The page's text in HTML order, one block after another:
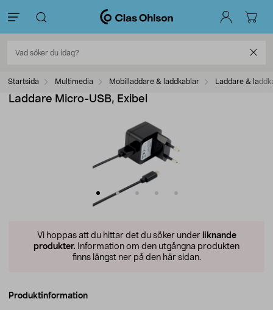
Startsida Multimedia Mobilladdare & laddkablar Laddare &
Laddare Micro-USB, Exibel
Vi hoppas att du hittar det du söker under liknande
produkter. Information om den utgångna produkten
finns längst ner på den här sidan.
Produktinformation